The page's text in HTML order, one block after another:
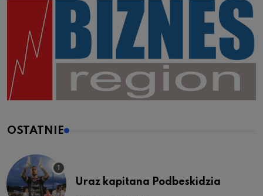
OSTATNIE
Uraz kapitana Podbeskidzia